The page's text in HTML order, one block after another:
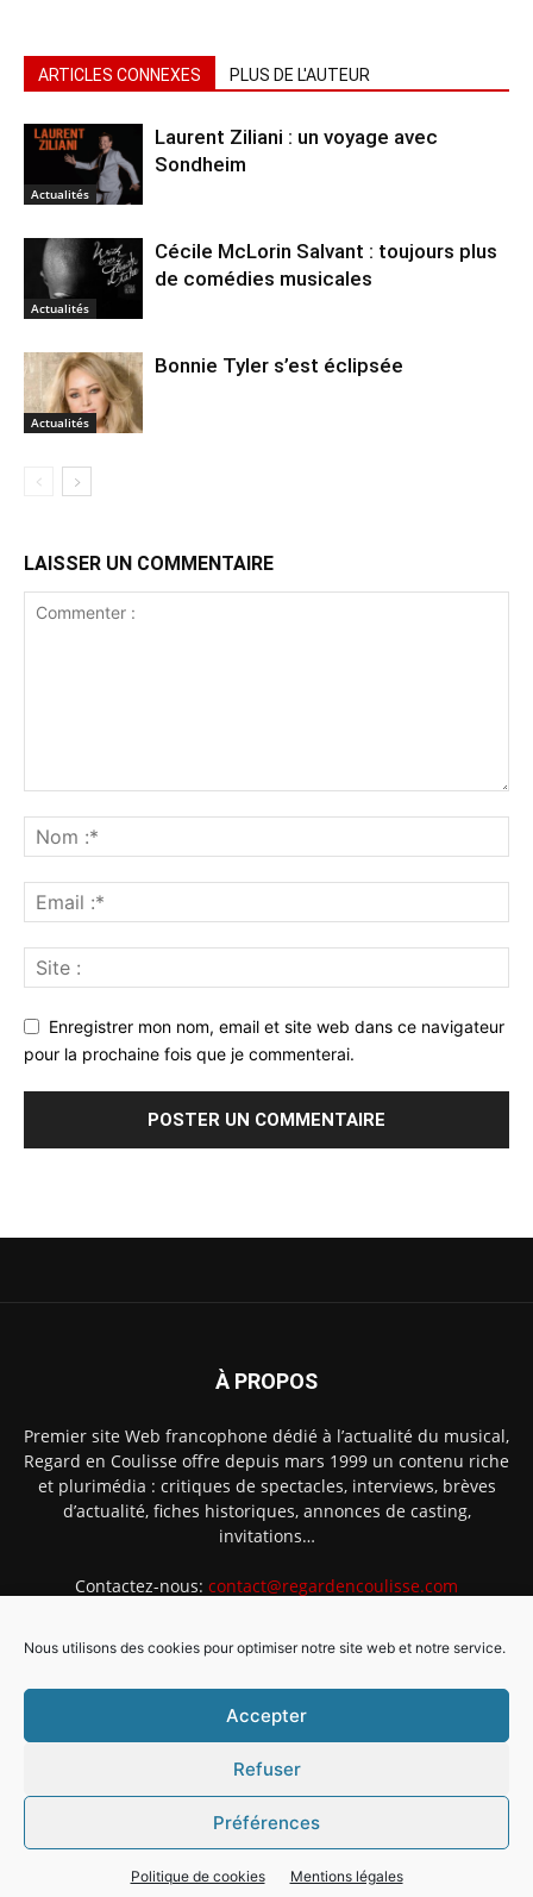
Nous utilisons des cookies pour optimiser notre site web et notre service.
Accepter
Refuser
Préférences
Politique de cookies Mentions légales
ARTICLES CONNEXES PLUS DE L'AUTEUR
Actualités
Laurent Ziliani : un voyage avec
Sondheim
Actualités
Cécile McLorin Salvant : toujours plus
de comédies musicales
Actualités
Bonnie Tyler s’est éclipsée
LAISSER UN COMMENTAIRE
Enregistrer mon nom, email et site web dans ce navigateur
pour la prochaine fois que je commenterai.
À PROPOS
Premier site Web francophone dédié à l’actualité du musical,
Regard en Coulisse offre depuis mars 1999 un contenu riche
et plurimédia : critiques de spectacles, interviews, brèves
d’actualité, fiches historiques, annonces de casting,
invitations…
Contactez-nous: contact@regardencoulisse.com
Intégration Ghislain Fayard
Mentions légales